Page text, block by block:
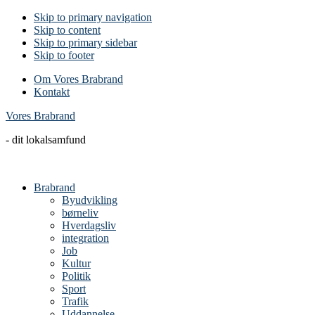
Skip to primary navigation
Skip to content
Skip to primary sidebar
Skip to footer
Om Vores Brabrand
Kontakt
Vores Brabrand
- dit lokalsamfund
Brabrand
Byudvikling
børneliv
Hverdagsliv
integration
Job
Kultur
Politik
Sport
Trafik